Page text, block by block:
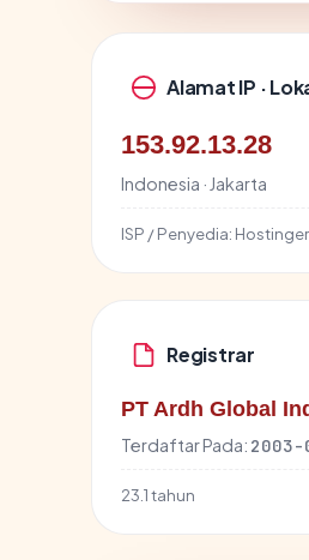
Alamat IP ·
153.92.13.28
Indonesia · Jakarta
ISP / Penyedia:
Registrar
PT Ardh Global
Terdaftar Pada: 2003-
23.1 tahun